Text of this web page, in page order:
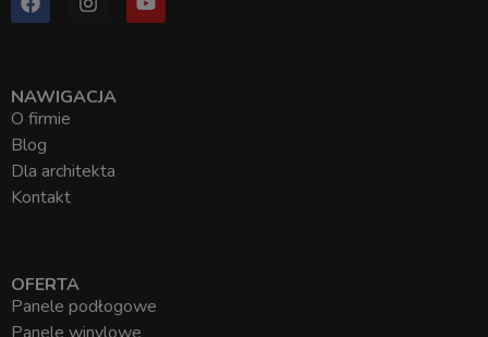
NAWIGACJA
O firmie
Blog
Dla architekta
Kontakt
OFERTA
Panele podłogowe